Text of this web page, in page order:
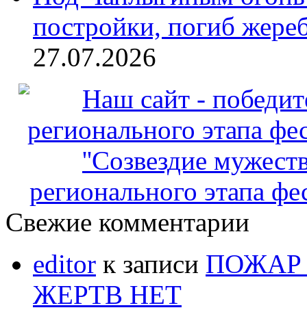
постройки, погиб
27.07.2026
регионального этапа
Свежие комментарии
editor к записи ПОЖАР
ЖЕРТВ НЕТ